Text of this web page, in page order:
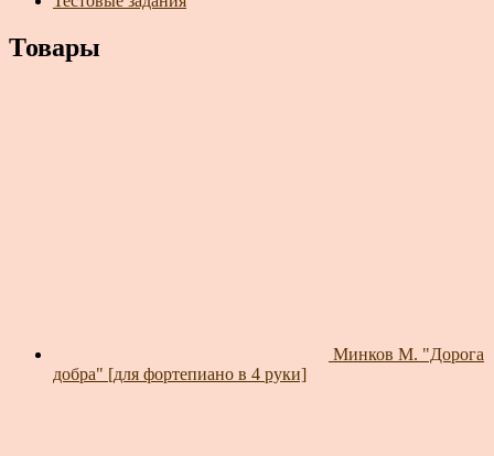
Товары
Минков М. "Дорога
добра" [для фортепиано в 4 руки]